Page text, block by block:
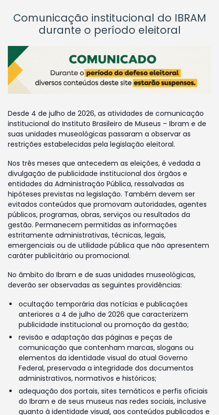
Comunicação institucional do IBRAM
durante o período eleitoral
Desde 4 de julho de 2026, as atividades de comunicação
institucional do Instituto Brasileiro de Museus – Ibram e de
suas unidades museológicas passaram a observar as
restrições estabelecidas pela legislação eleitoral.
Nos três meses que antecedem as eleições, é vedada a
divulgação de publicidade institucional dos órgãos e
entidades da Administração Pública, ressalvadas as
hipóteses previstas na legislação. Também devem ser
evitados conteúdos que promovam autoridades, agentes
públicos, programas, obras, serviços ou resultados da
gestão. Permanecem permitidas as informações
estritamente administrativas, técnicas, legais,
emergenciais ou de utilidade pública que não apresentem
caráter publicitário ou promocional.
No âmbito do Ibram e de suas unidades museológicas,
deverão ser observadas as seguintes providências:
ocultação temporária das notícias e publicações
anteriores a 4 de julho de 2026 que caracterizem
publicidade institucional ou promoção da gestão;
revisão e adaptação das páginas e peças de
comunicação que contenham marcas, slogans ou
elementos da identidade visual do atual Governo
Federal, preservada a integridade dos documentos
administrativos, normativos e históricos;
adequação dos portais, sites temáticos e perfis oficiais
do Ibram e de seus museus nas redes sociais, inclusive
quanto à identidade visual, aos conteúdos publicados e